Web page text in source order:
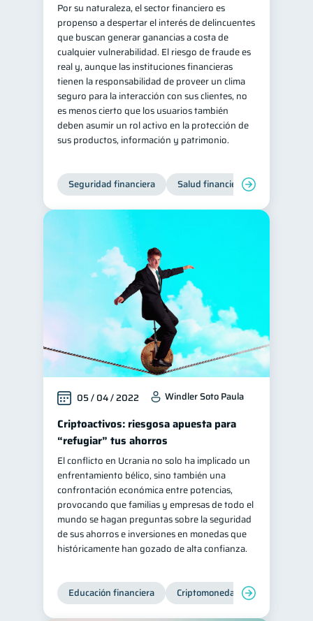
Por su naturaleza, el sector financiero es
propenso a despertar el interés de delincuentes
que buscan generar ganancias a costa de
cualquier vulnerabilidad. El riesgo de fraude es
real y, aunque las instituciones financieras
tienen la responsabilidad de proveer un clima
seguro para la interacción con sus clientes, no
es menos cierto que los usuarios también
deben asumir un rol activo en la protección de
sus productos, información y patrimonio.
Seguridad financiera Salud financiera
05 / 04 / 2022 Windler Soto Paula
Criptoactivos: riesgosa apuesta para
“refugiar” tus ahorros
El conflicto en Ucrania no solo ha implicado un
enfrentamiento bélico, sino también una
confrontación económica entre potencias,
provocando que familias y empresas de todo el
mundo se hagan preguntas sobre la seguridad
de sus ahorros e inversiones en monedas que
históricamente han gozado de alta confianza.
Educación financiera Criptomonedas